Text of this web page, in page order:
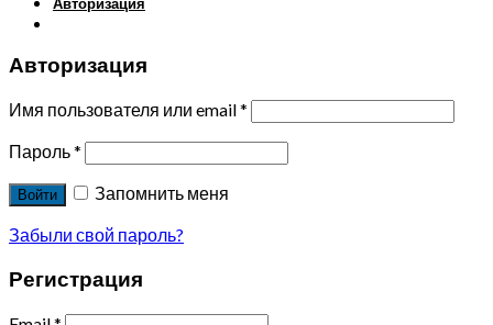
Авторизация
Имя пользователя или email*
Пароль*
Войти
Запомнить меня
Забыли свой пароль?
Регистрация